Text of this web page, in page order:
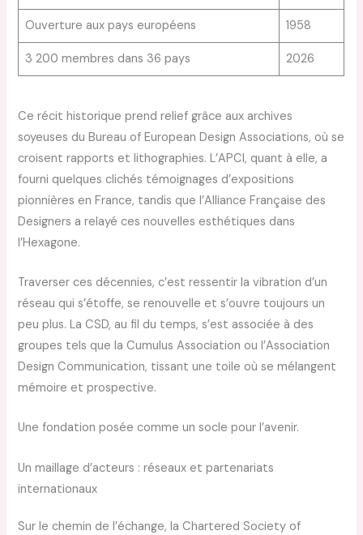
Ouverture aux pays européens 1958
3 200 membres dans 36 pays 2026
Ce récit historique prend relief grâce aux archives
soyeuses du Bureau of European Design Associations, où se
croisent rapports et lithographies. L’APCI, quant à elle, a
fourni quelques clichés témoignages d’expositions
pionnières en France, tandis que l’Alliance Française des
Designers a relayé ces nouvelles esthétiques dans
l’Hexagone.
Traverser ces décennies, c’est ressentir la vibration d’un
réseau qui s’étoffe, se renouvelle et s’ouvre toujours un
peu plus. La CSD, au fil du temps, s’est associée à des
groupes tels que la Cumulus Association ou l’Association
Design Communication, tissant une toile où se mélangent
mémoire et prospective.
Une fondation posée comme un socle pour l’avenir.
Un maillage d’acteurs : réseaux et partenariats
internationaux
Sur le chemin de l’échange, la Chartered Society of